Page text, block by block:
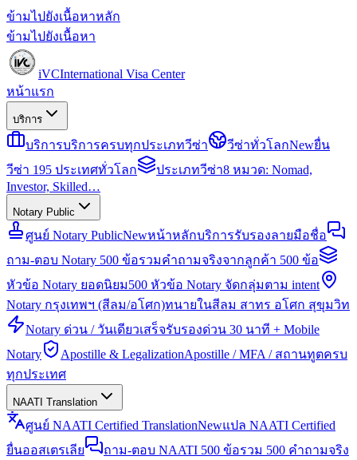
ข้ามไปยังเนื้อหาหลัก
ข้ามไปยังเนื้อหา
iVCInternational Visa Center
หน้าแรก
บริการ
บริการบริการครบทุกประเภทวีซ่า วีซ่าทั่วโลกNewยื่น
วีซ่า 195 ประเทศทั่วโลก
ประเภทวีซ่า8 หมวด: Nomad,
Investor, Skilled…
Notary Public
ศูนย์ Notary PublicNewหน้าหลักบริการรับรองลายมือชื่อ
ถาม-ตอบ Notary 500 ข้อรวมคำถามจริงจากลูกค้า 500 ข้อ
หัวข้อ Notary ยอดนิยม500 หัวข้อ Notary จัดกลุ่มตาม intent
Notary กรุงเทพฯ (สีลม/อโศก)ทนายในสีลม สาทร อโศก สุขุมวิท
Notary ด่วน / วันเดียวเสร็จรับรองด่วน 30 นาที + Mobile
Notary
Apostille & LegalizationApostille / MFA / สถานทูตครบ
ทุกประเทศ
NAATI Translation
ศูนย์ NAATI Certified TranslationNewแปล NAATI Certified
ยื่นออสเตรเลีย
ถาม-ตอบ NAATI 500 ข้อรวม 500 คำถามจริง